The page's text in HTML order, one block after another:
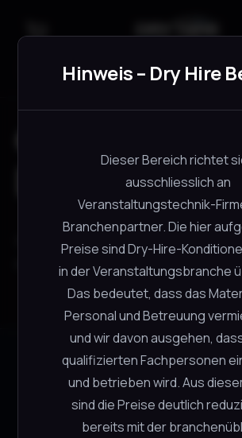
läuft ✅
Wenn du das siehst, ist dein Repo-
eingebunden.
Hinweis – Dry Hire
Dieser Bereich richtet
ausschliesslich an
Veranstaltungstechnik-
Branchenpartner. Die hier
Preise sind Dry-Hire-
in der Veranstaltungsbranche
Das bedeutet, dass das
Personal und Betreuung
und wir davon ausgehen,
qualifizierten Fachpersonen
und betrieben wird. Aus
sind die Preise deutlich
bereits mit der